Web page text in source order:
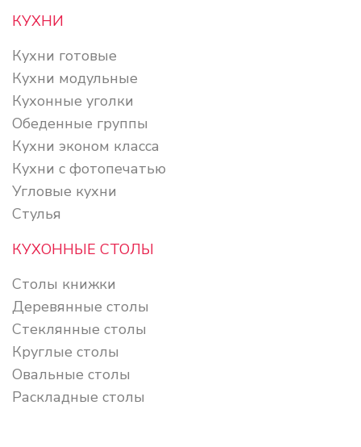
КУХНИ
Кухни готовые
Кухни модульные
Кухонные уголки
Обеденные группы
Кухни эконом класса
Кухни с фотопечатью
Угловые кухни
Стулья
КУХОННЫЕ СТОЛЫ
Столы книжки
Деревянные столы
Стеклянные столы
Круглые столы
Овальные столы
Раскладные столы